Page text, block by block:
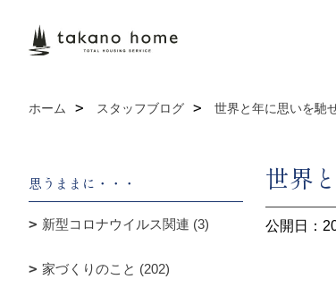
ホーム スタッフブログ 世界と年に思いを馳
世界
公開日：
思うままに・・・
新型コロナウイルス関連 (3)
家づくりのこと (202)